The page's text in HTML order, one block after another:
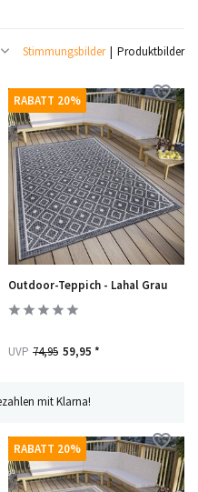
Stimmungsbilder Produktbilder
RABATT 20%
Outdoor-Teppich - Lahal Grau
UVP 74,95 59,95 *
mit Klarna!
RABATT 20%